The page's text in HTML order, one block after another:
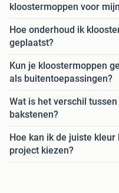
kloostermoppen voor
Hoe onderhoud ik
geplaatst?
Kun je kloostermoppen
als buitentoepassingen?
Wat is het verschil
bakstenen?
Hoe kan ik de juiste
project kiezen?